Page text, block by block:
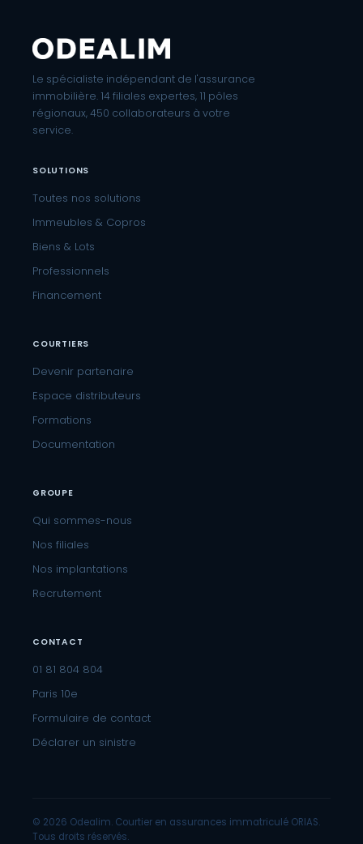
Le spécialiste indépendant de l'assurance
immobilière. 14 filiales expertes, 11 pôles
régionaux, 450 collaborateurs à votre
service.
SOLUTIONS
Toutes nos solutions
Immeubles & Copros
Biens & Lots
Professionnels
Financement
COURTIERS
Devenir partenaire
Espace distributeurs
Formations
Documentation
GROUPE
Qui sommes-nous
Nos filiales
Nos implantations
Recrutement
CONTACT
01 81 804 804
Paris 10e
Formulaire de contact
Déclarer un sinistre
© 2026 Odealim. Courtier en assurances immatriculé ORIAS.
Tous droits réservés.